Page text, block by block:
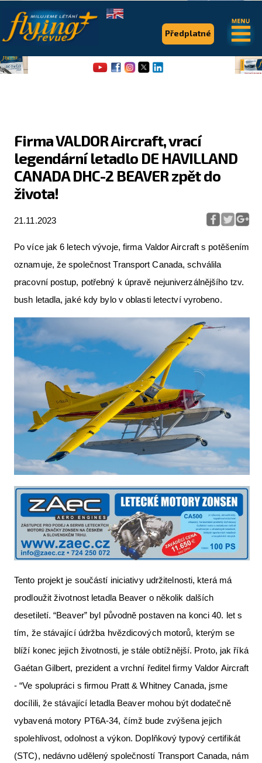
Firma VALDOR Aircraft, vrací
legendární letadlo DE HAVILLAND
CANADA DHC-2 BEAVER zpět do
života!
21.11.2023
Po více jak 6 letech vývoje, firma Valdor Aircraft s potěšením
oznamuje, že společnost Transport Canada, schválila
pracovní postup, potřebný k úpravě nejuniverzálnějšího tzv.
bush letadla, jaké kdy bylo v oblasti letectví vyrobeno.
Tento projekt je součástí iniciativy udržitelnosti, která má
prodloužit životnost letadla Beaver o několik dalších
desetiletí. “Beaver” byl původně postaven na konci 40. let s
tím, že stávající údržba hvězdicových motorů, kterým se
blíží konec jejich životnosti, je stále obtížnější. Proto, jak říká
Gaétan Gilbert, prezident a vrchní ředitel firmy Valdor Aircraft
- “Ve spolupráci s firmou Pratt & Whitney Canada, jsme
docílili, že stávající letadla Beaver mohou být dodatečně
vybavená motory PT6A-34, čímž bude zvýšena jejich
spolehlivost, odolnost a výkon. Doplňkový typový certifikát
(STC), nedávno udělený společností Transport Canada, nám
Předplatné
.
Flying Revue
Články
Série & speciály
Aktuální FR + archiv
Letecká muzea
VFR Communication app
The SAFE Guide app
Nabídky práce v letectví
Inzerujte s námi
E-SHOP